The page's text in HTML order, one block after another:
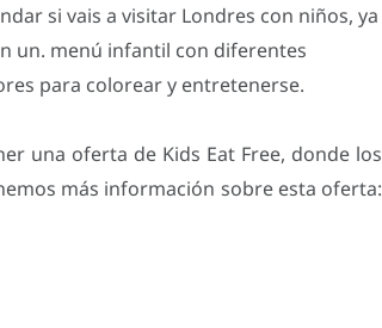
si vais a visitar Londres con niños, ya
un. menú infantil con diferentes
para colorear y entretenerse.
una oferta de Kids Eat Free, donde los
más información sobre esta oferta: